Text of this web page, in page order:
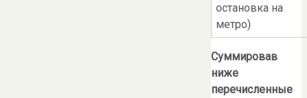
остановка на
метро)
Суммировав
ниже
перечисленные